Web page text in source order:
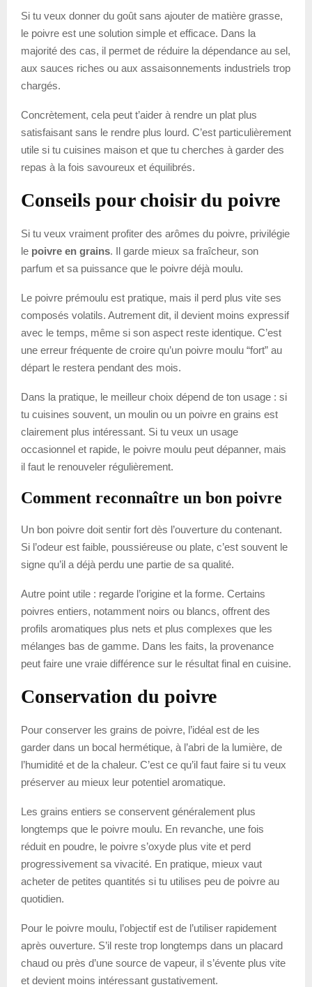
Si tu veux donner du goût sans ajouter de matière grasse,
le poivre est une solution simple et efficace. Dans la
majorité des cas, il permet de réduire la dépendance au sel,
aux sauces riches ou aux assaisonnements industriels trop
chargés.
Concrètement, cela peut t’aider à rendre un plat plus
satisfaisant sans le rendre plus lourd. C’est particulièrement
utile si tu cuisines maison et que tu cherches à garder des
repas à la fois savoureux et équilibrés.
Conseils pour choisir du poivre
Si tu veux vraiment profiter des arômes du poivre, privilégie
le poivre en grains. Il garde mieux sa fraîcheur, son
parfum et sa puissance que le poivre déjà moulu.
Le poivre prémoulu est pratique, mais il perd plus vite ses
composés volatils. Autrement dit, il devient moins expressif
avec le temps, même si son aspect reste identique. C’est
une erreur fréquente de croire qu’un poivre moulu “fort” au
départ le restera pendant des mois.
Dans la pratique, le meilleur choix dépend de ton usage : si
tu cuisines souvent, un moulin ou un poivre en grains est
clairement plus intéressant. Si tu veux un usage
occasionnel et rapide, le poivre moulu peut dépanner, mais
il faut le renouveler régulièrement.
Comment reconnaître un bon poivre
Un bon poivre doit sentir fort dès l’ouverture du contenant.
Si l’odeur est faible, poussiéreuse ou plate, c’est souvent le
signe qu’il a déjà perdu une partie de sa qualité.
Autre point utile : regarde l’origine et la forme. Certains
poivres entiers, notamment noirs ou blancs, offrent des
profils aromatiques plus nets et plus complexes que les
mélanges bas de gamme. Dans les faits, la provenance
peut faire une vraie différence sur le résultat final en cuisine.
Conservation du poivre
Pour conserver les grains de poivre, l’idéal est de les
garder dans un bocal hermétique, à l’abri de la lumière, de
l’humidité et de la chaleur. C’est ce qu’il faut faire si tu veux
préserver au mieux leur potentiel aromatique.
Les grains entiers se conservent généralement plus
longtemps que le poivre moulu. En revanche, une fois
réduit en poudre, le poivre s’oxyde plus vite et perd
progressivement sa vivacité. En pratique, mieux vaut
acheter de petites quantités si tu utilises peu de poivre au
quotidien.
Pour le poivre moulu, l’objectif est de l’utiliser rapidement
après ouverture. S’il reste trop longtemps dans un placard
chaud ou près d’une source de vapeur, il s’évente plus vite
et devient moins intéressant gustativement.